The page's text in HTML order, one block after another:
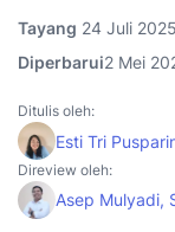
Tayang 24 Juli 2025
Diperbarui2 Mei
Ditulis oleh:
Esti Tri
Direview oleh:
Asep Mulyadi,